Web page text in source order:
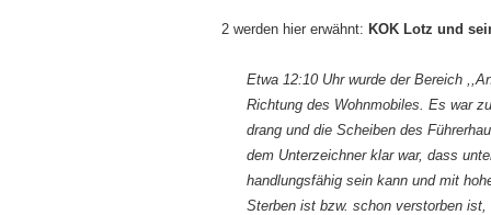
2 werden hier erwähnt: KOK Lotz und
Etwa 12:10 Uhr wurde der Bereich
Richtung des Wohnmobiles. Es war
drang und die Scheiben des
dem Unterzeichner klar war, dass
handlungsfähig sein kann und mit
Sterben ist bzw. schon verstorben